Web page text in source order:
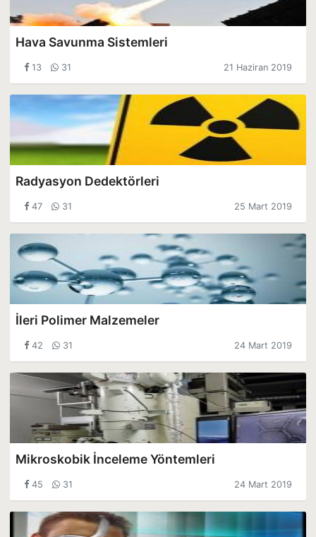
Hava Savunma Sistemleri
13 31 21 Haziran 2019
Radyasyon Dedektörleri
47 31 25 Mart 2019
İleri Polimer Malzemeler
42 31 24 Mart 2019
Mikroskobik İnceleme Yöntemleri
45 31 24 Mart 2019